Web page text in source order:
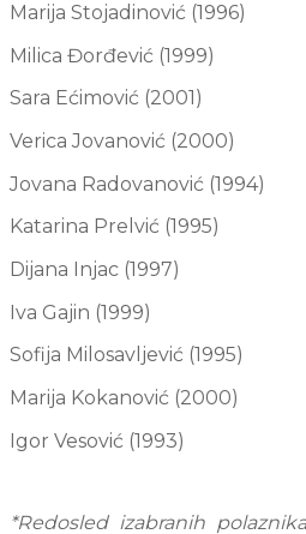
Marija Stojadinović (1996)
Milica Đorđević (1999)
Sara Ećimović (2001)
Verica Jovanović (2000)
Jovana Radovanović (1994)
Katarina Prelvić (1995)
Dijana Injac (1997)
Iva Gajin (1999)
Sofija Milosavljević (1995)
Marija Kokanović (2000)
Igor Vesović (1993)
*Redosled izabranih